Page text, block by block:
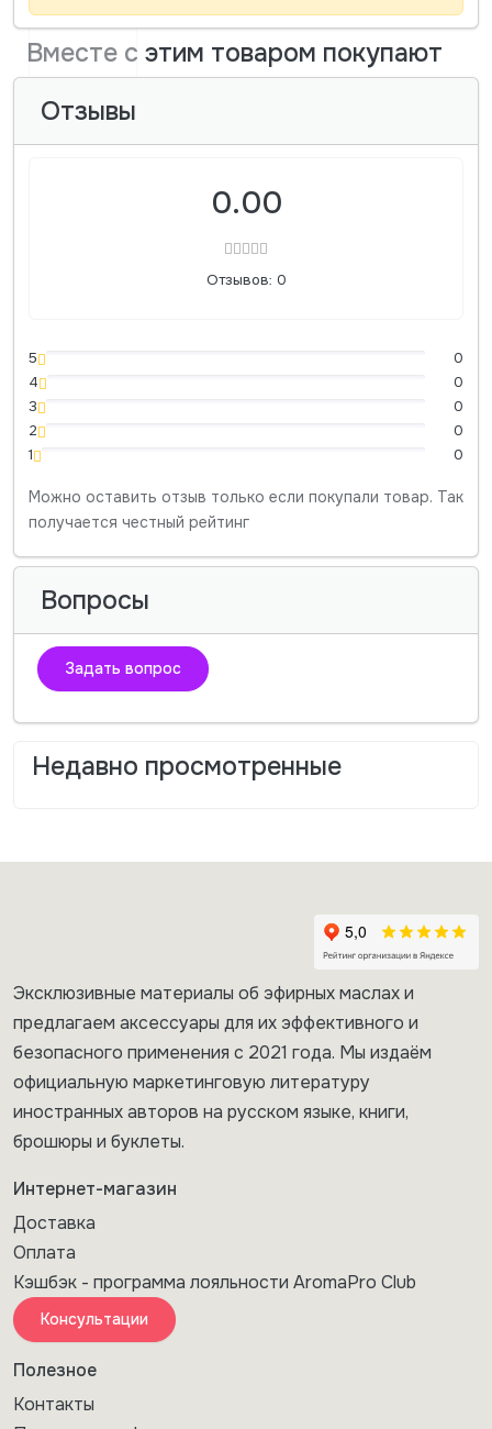
Вместе с этим товаром покупают
Отзывы
0.00
Отзывов: 0
5
0
4
0
3
0
2
0
1
0
Можно оставить отзыв только если покупали товар. Так
получается честный рейтинг
Вопросы
Задать вопрос
Недавно просмотренные
Эксклюзивные материалы об эфирных маслах и
предлагаем аксессуары для их эффективного и
безопасного применения с 2021 года. Мы издаём
официальную маркетинговую литературу
иностранных авторов на русском языке, книги,
брошюры и буклеты.
Интернет-магазин
Доставка
Оплата
Кэшбэк - программа лояльности AromaPro Club
Консультации
Полезное
Контакты